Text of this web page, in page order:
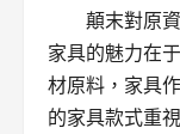
顛末對原
家具的魅力在
材原料，家具
的家具款式重